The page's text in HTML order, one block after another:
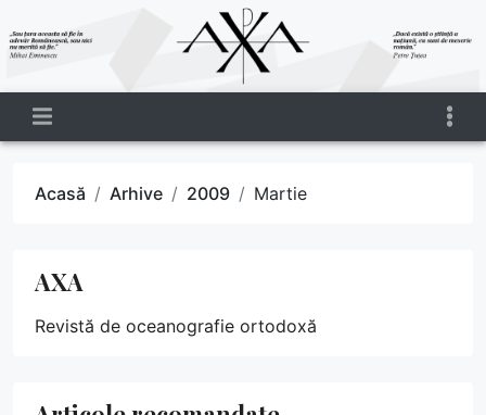
Acasă Arhive 2009 Martie
AXA
Revistă de oceanografie ortodoxă